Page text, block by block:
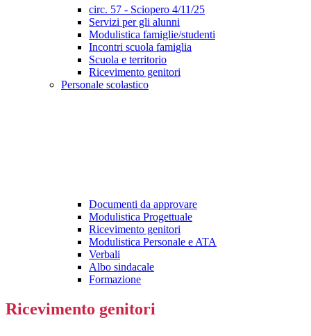
circ. 57 - Sciopero 4/11/25
Servizi per gli alunni
Modulistica famiglie/studenti
Incontri scuola famiglia
Scuola e territorio
Ricevimento genitori
Personale scolastico
Documenti da approvare
Modulistica Progettuale
Ricevimento genitori
Modulistica Personale e ATA
Verbali
Albo sindacale
Formazione
Ricevimento genitori